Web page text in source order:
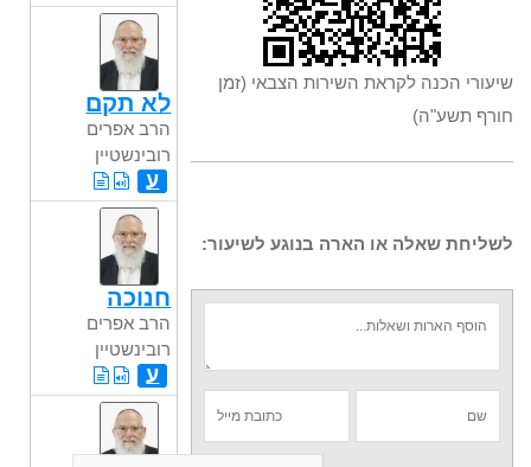
שיעורי הכנה לקראת השירות הצבאי (זמן
חורף תשע"ה)
לשליחת שאלה או הארה בנוגע לשיעור:
לא תקם
הרב אפרים
רובינשטיין
ע
חנוכה
הרב אפרים
רובינשטיין
ע